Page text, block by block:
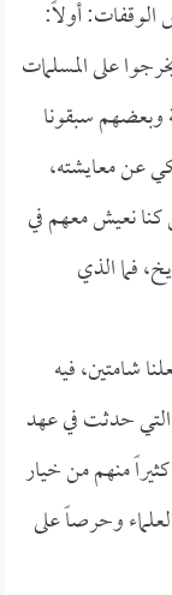
أولاً:
على المسلمات
وبعضهم سبقونا
عن معايشته،
نعيش معهم في
فما الذي
شامتين، فيه
التي حدثت في عهد
منهم من خيار
وحرصاً على